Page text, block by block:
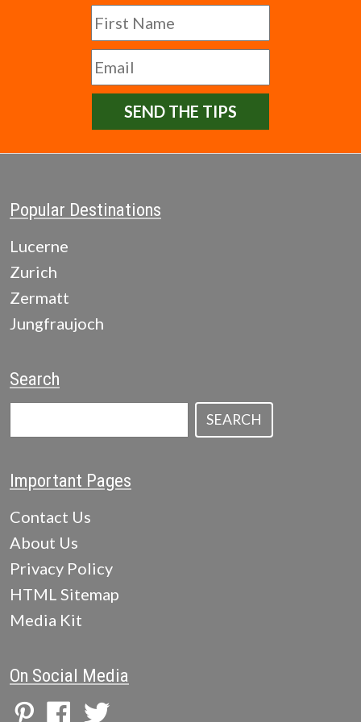
SEND THE TIPS
Popular Destinations
Lucerne
Zurich
Zermatt
Jungfraujoch
Search
SEARCH
Important Pages
Contact Us
About Us
Privacy Policy
HTML Sitemap
Media Kit
On Social Media